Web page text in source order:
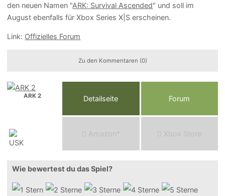
den neuen Namen "ARK: Survival Ascended" und soll im
August ebenfalls für Xbox Series X|S erscheinen.
Link: Offizielles Forum
Zu den Kommentaren (0)
ARK 2 Detailseite Forum
Ama o n* Xbox Store
Wie bewertest du das Spiel?